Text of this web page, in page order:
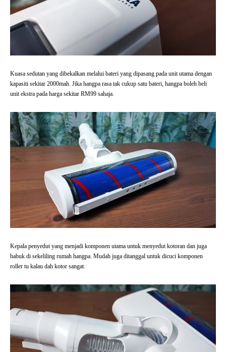
Kuasa sedutan yang dibekalkan melalui bateri yang dipasang pada unit utama dengan
kapasiti sekitar 2000mah. Jika hangpa rasa tak cukup satu bateri, hangpa boleh beli
unit ekstra pada harga sekitar RM99 sahaja.
Kepala penyedut yang menjadi komponen utama untuk menyedut kotoran dan juga
habuk di sekeliling rumah hangpa. Mudah juga ditanggal untuk dicuci komponen
roller tu kalau dah kotor sangat.